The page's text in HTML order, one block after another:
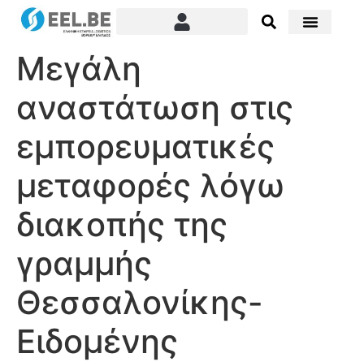
Μεγάλη
αναστάτωση στις
εμπορευματικές
μεταφορές λόγω
διακοπής της
γραμμής
Θεσσαλονίκης-
Ειδομένης